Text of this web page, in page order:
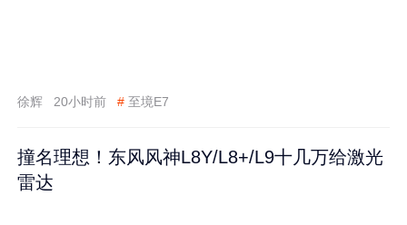
徐辉 20小时前 # 至境E7
撞名理想！东风风神L8Y/L8+/L9十几万给激光
雷达